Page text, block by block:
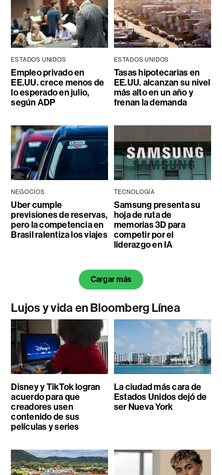
ESTADOS UNIDOS
Empleo privado en
EE.UU. crece menos de
lo esperado en julio,
según ADP
ESTADOS UNIDOS
Tasas hipotecarias en
EE.UU. alcanzan su nivel
más alto en un año y
frenan la demanda
NEGOCIOS
Uber cumple
previsiones de reservas,
pero la competencia en
Brasil ralentiza los viajes
TECNOLOGÍA
Samsung presenta su
hoja de ruta de
memorias 3D para
competir por el
liderazgo en IA
Cargar más
Lujos y vida en Bloomberg Línea
Disney y TikTok logran
acuerdo para que
creadores usen
contenido de sus
películas y series
La ciudad más cara de
Estados Unidos dejó de
ser Nueva York